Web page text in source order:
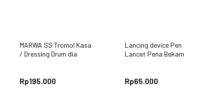
MARWA SS Tromol Kasa
/ Dressing Drum dia
Rp195.000
Lancing device Pen
Lancet Pena Bekam
Rp65.000